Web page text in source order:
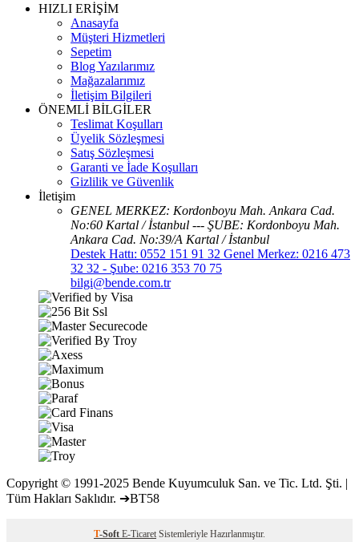
HIZLI ERİŞİM
Anasayfa
Müşteri Hizmetleri
Sepetim
Blog Yazılarımız
Mağazalarımız
İletişim Bilgileri
ÖNEMLİ BİLGİLER
Teslimat Koşulları
Üyelik Sözleşmesi
Satış Sözleşmesi
Garanti ve İade Koşulları
Gizlilik ve Güvenlik
İletişim
GENEL MERKEZ: Kordonboyu Mah. Ankara Cad.
No:60 Kartal / İstanbul --- ŞUBE: Kordonboyu Mah.
Ankara Cad. No:39/A Kartal / İstanbul
Destek Hattı: 0552 151 91 32 Genel Merkez: 0216 473
32 32 - Şube: 0216 353 70 75
bilgi@bende.com.tr
Copyright © 1991-2025 Bende Kuyumculuk San. ve Tic. Ltd. Şti. |
Tüm Hakları Saklıdır. ➔BT58
T-Soft E-Ticaret Sistemleriyle Hazırlanmıştır.